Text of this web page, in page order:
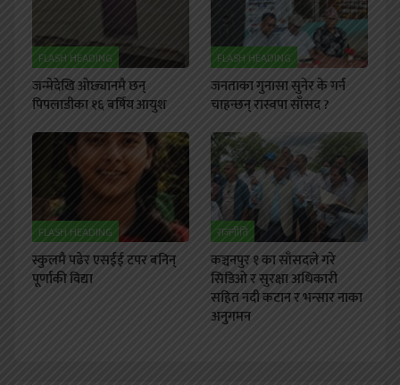
FLASH HEADING
जन्मेदेखि ओछ्यानमै छन्
पिपलाडीका १६ बर्षिय आयुश
FLASH HEADING
जनताका गुनासा सुनेर के गर्न
चाहन्छन् रास्वपा साँसद ?
FLASH HEADING
स्कुलमै पढेर एसईई टपर बनिन्
पूर्णाकी विद्या
राजनीति
कञ्चनपुर १ का साँसदले गरे
सिडिओ र सुरक्षा अधिकारी
सहित नदी कटान र भन्सार नाका
अनुगमन